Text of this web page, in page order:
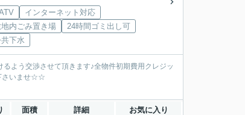
インターネット対応
地内ごみ置き場
24時間ゴミ出し可
下水
よう交渉させて頂きます♪全物件初期費用クレジッ
さいませ☆☆
面積 詳細 お気に入り